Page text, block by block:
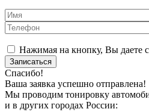
Нажимая на кнопку, Вы даете
Спасибо!
Ваша заявка успешно отправлена!
Мы проводим тонировку
и в других городах России: